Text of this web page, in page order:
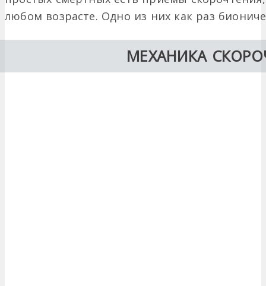
любом возрасте. Одно из них как раз
МЕХАНИКА